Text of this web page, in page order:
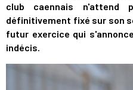
club caennais n'attend
définitivement fixé sur son
futur exercice qui
indécis.